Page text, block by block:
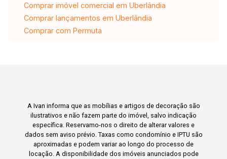
Comprar imóvel comercial em Uberlândia
Comprar lançamentos em Uberlândia
Comprar com Permuta
A Ivan informa que as mobílias e artigos de decoração são
ilustrativos e não fazem parte do imóvel, salvo indicação
específica. Reservamo-nos o direito de alterar valores e
dados sem aviso prévio. Taxas como condomínio e IPTU são
aproximadas e podem variar ao longo do processo de
locação. A disponibilidade dos imóveis anunciados pode